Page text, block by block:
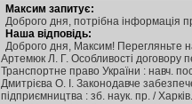
Максим запитує:
Доброго дня, потрібна інформація
Наша відповідь:
Доброго дня, Максим! Перегляньте
Артемюк Л. Г. Особливості договору
Транспортне право України : навч.
Дмитрієва О. І. Законодавче
підприємництва : зб. наук. пр. /